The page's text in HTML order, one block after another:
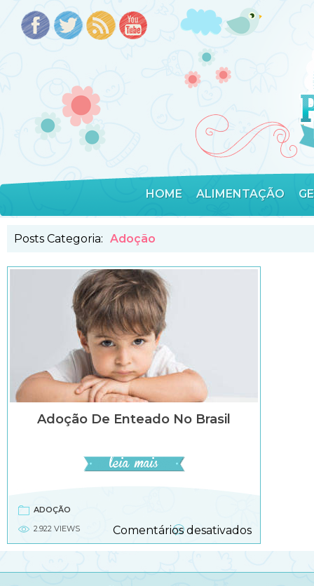
HOME ALIMENTAÇÃO
Posts Categoria: Adoção
Adoção De Enteado No Brasil
ADOÇÃO
2.922 VIEWS
Comentários desativadosem
Adoção
enteado